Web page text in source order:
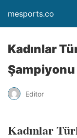
mesports.co
Kadınlar
Şampiyonu
Editor
Kadınlar